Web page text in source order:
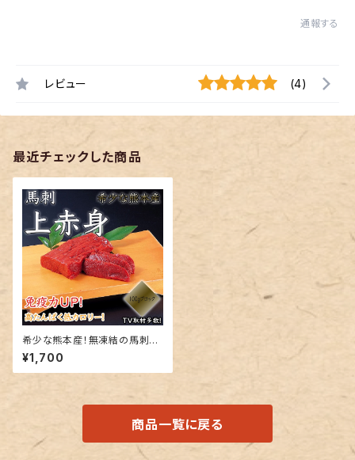
通報する
レビュー (4)
最近チェックした商品
希少な熊本産！無凍結の馬刺チ
ルド【上赤身】約100g真空パッ
ク 当店だからこそのチルド発
送！
¥1,700
商品一覧に戻る